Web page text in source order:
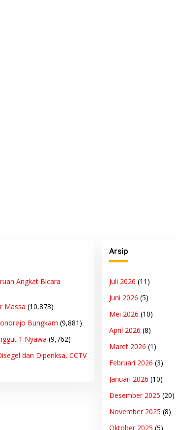
Angkat Bicara
Massa (10,873)
Bungkam (9,881)
1 Nyawa (9,762)
dan Diperiksa, CCTV
Arsip
Juli 2026 (11)
Juni 2026 (5)
Mei 2026 (10)
April 2026 (8)
Maret 2026 (1)
Februari 2026 (3)
Januari 2026 (10)
Desember 2025 (20)
November 2025 (8)
Oktober 2025 (5)